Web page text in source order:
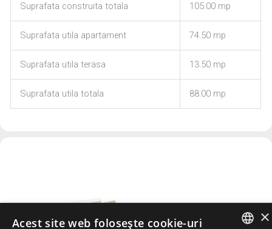
Suprafata construita totala 105.00 mp
Suprafata utila apartament 74.50 mp
Suprafata utila terasa 13.50 mp
Suprafata utila totala 88.00 mp
×
Acest site web folosește cookie-uri